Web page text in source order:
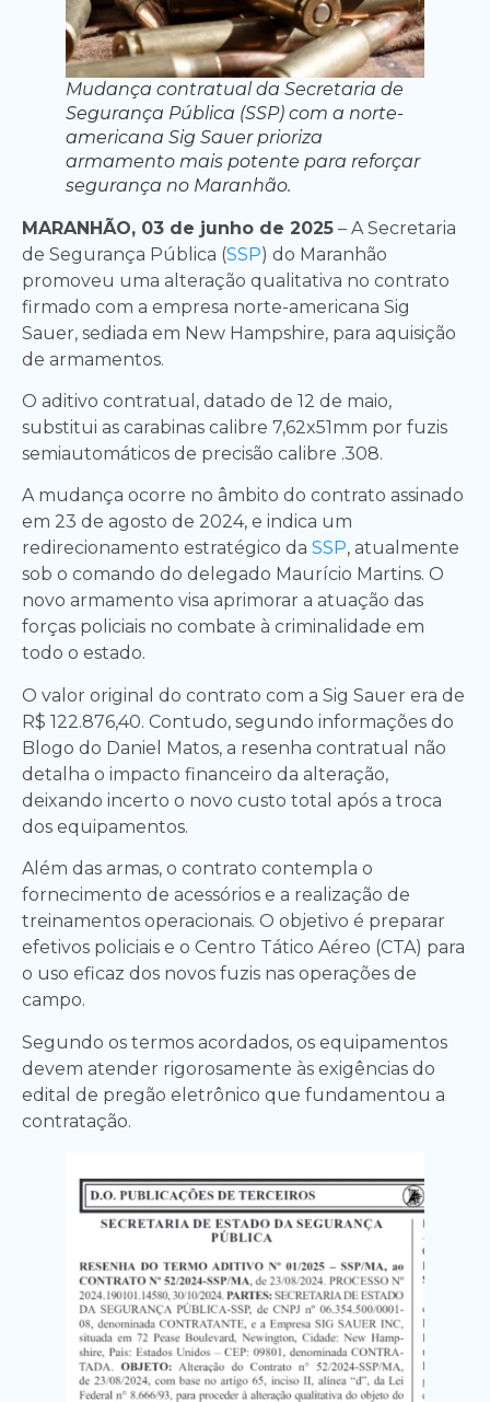
Mudança contratual da Secretaria de
Segurança Pública (SSP) com a norte-
americana Sig Sauer prioriza
armamento mais potente para reforçar
segurança no Maranhão.
MARANHÃO, 03 de junho de 2025 – A Secretaria
de Segurança Pública (SSP) do Maranhão
promoveu uma alteração qualitativa no contrato
firmado com a empresa norte-americana Sig
Sauer, sediada em New Hampshire, para aquisição
de armamentos.
O aditivo contratual, datado de 12 de maio,
substitui as carabinas calibre 7,62x51mm por fuzis
semiautomáticos de precisão calibre .308.
A mudança ocorre no âmbito do contrato assinado
em 23 de agosto de 2024, e indica um
redirecionamento estratégico da SSP, atualmente
sob o comando do delegado Maurício Martins. O
novo armamento visa aprimorar a atuação das
forças policiais no combate à criminalidade em
todo o estado.
O valor original do contrato com a Sig Sauer era de
R$ 122.876,40. Contudo, segundo informações do
Blogo do Daniel Matos, a resenha contratual não
detalha o impacto financeiro da alteração,
deixando incerto o novo custo total após a troca
dos equipamentos.
Além das armas, o contrato contempla o
fornecimento de acessórios e a realização de
treinamentos operacionais. O objetivo é preparar
efetivos policiais e o Centro Tático Aéreo (CTA) para
o uso eficaz dos novos fuzis nas operações de
campo.
Segundo os termos acordados, os equipamentos
devem atender rigorosamente às exigências do
edital de pregão eletrônico que fundamentou a
contratação.